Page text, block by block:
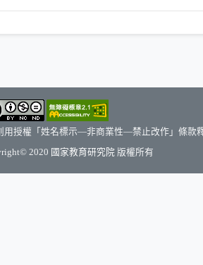
用授權「姓名標示—非商業性—禁止改作」條款
2020 國家教育研究院（另開新視窗）
版權所有